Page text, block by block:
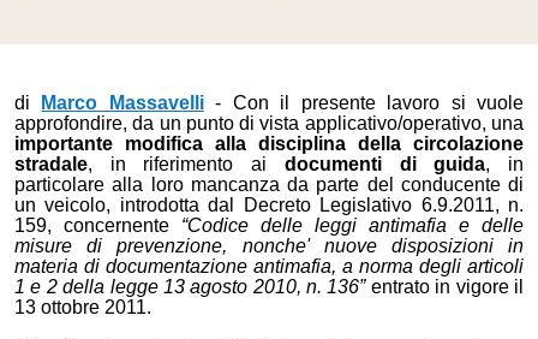
di Marco Massavelli- Con il presente lavoro si vuole
approfondire, da un punto di vista applicativo/operativo, una
importante modifica alla disciplina della circolazione
stradale, in riferimento ai documenti di guida, in
particolare alla loro mancanza da parte del conducente di
un veicolo, introdotta dal Decreto Legislativo 6.9.2011, n.
159, concernente “Codice delle leggi antimafia e delle
misure di prevenzione, nonche' nuove disposizioni in
materia di documentazione antimafia, a norma degli articoli
1 e 2 della legge 13 agosto 2010, n. 136” entrato in vigore il
13 ottobre 2011.